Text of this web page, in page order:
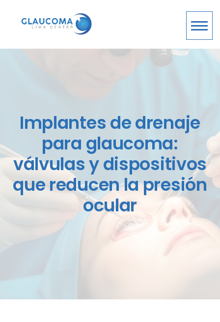
Implantes de drenaje
para glaucoma:
válvulas y dispositivos
que reducen la presión
ocular